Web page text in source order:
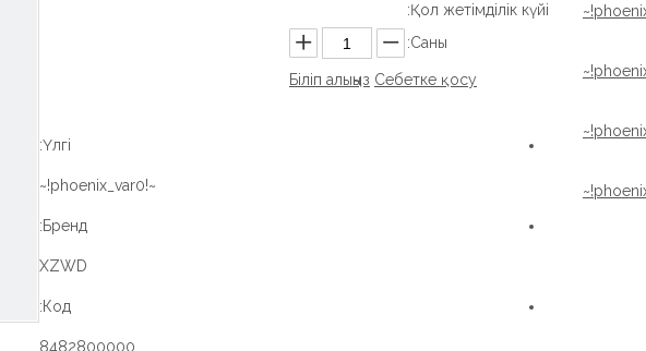
Қол жетімділік күйі:
Саны:
Біліп алыңыз Себетке қосу
Үлгі:
~!phoenix_var0!~
Бренд:
XZWD
Код:
8482800000